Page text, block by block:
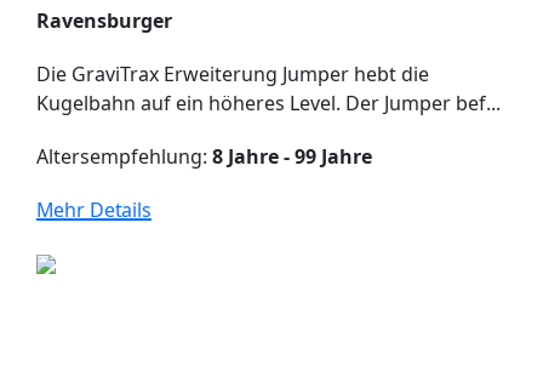
Ravensburger
Die GraviTrax Erweiterung Jumper hebt die
Kugelbahn auf ein höheres Level. Der Jumper bef...
Altersempfehlung: 8 Jahre - 99 Jahre
Mehr Details